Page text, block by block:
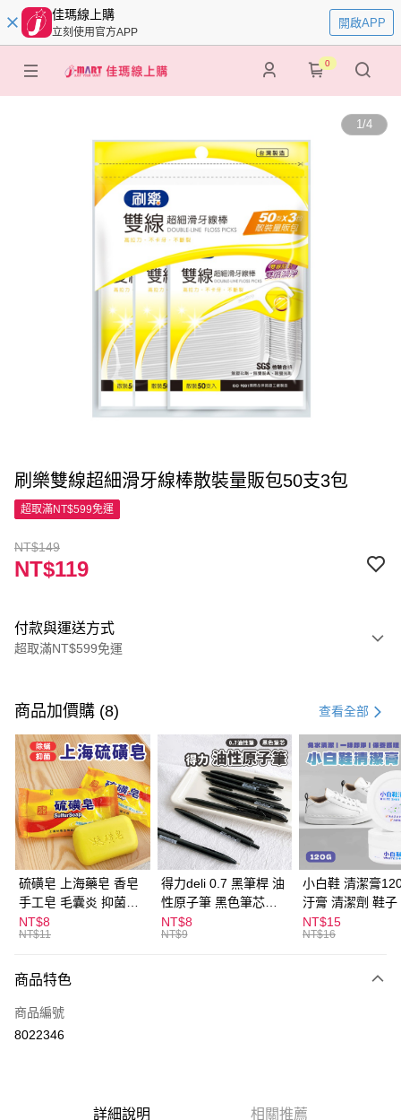
佳瑪線上購
立刻使用官方APP
開啟APP
0
1/4
刷樂雙線超細滑牙線棒散裝量販包50支3包
超取滿NT$599免運
NT$149
NT$119
付款與運送方式
超取滿NT$599免運
信用卡一次付款
超商取貨付款
LINE Pay
Apple Pay
街口支付
悠遊付
ATM付款
全家取貨付款
每筆NT$60，滿NT$599(含以上)免運費
付款後全家取貨
商品加價購 (8) 查看全部
硫磺皂 上海藥皂 香皂
手工皂 毛囊炎 抑菌除
蟎 清潔護膚 去油去痘
寵物皮膚病 狗狗貓咪
NT$8
NT$11
得力deli 0.7 黑筆桿 油
性原子筆 黑色筆芯
S304
NT$8
NT$9
小白鞋 清潔膏
汙膏 清潔劑 鞋子
漬 白皮鞋 鞋油
NT$15
NT$16
商品特色
商品編號
8022346
詳細說明 相關推薦